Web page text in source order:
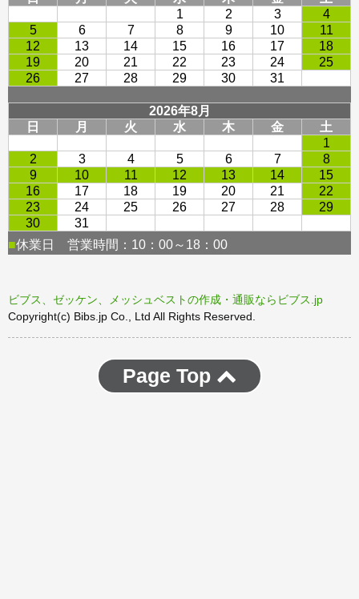
ビブス、ゼッケン、メッシュベストの作成・通販ならビブス.jp
Copyright(c) Bibs.jp Co., Ltd All Rights Reserved.
Page Top